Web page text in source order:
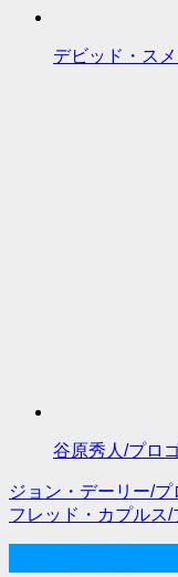
デビッド・ス
谷原秀人/プロ
投
稿
ジョン・デーリー/
フレッド・カプルス